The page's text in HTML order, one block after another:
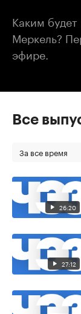
Каким
Меркель?
эфире.
Все
За все время
26:20
27:12